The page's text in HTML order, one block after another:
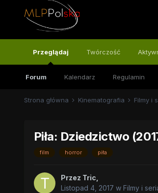
Przeglądaj
Forum Kalendarz Regulamin
Twórczość
Strona główna Kinematografia Filmy i
Piła: Dziedzictwo
film horror piła
Przez Tric
Listopad 4, 2017 w Filmy i